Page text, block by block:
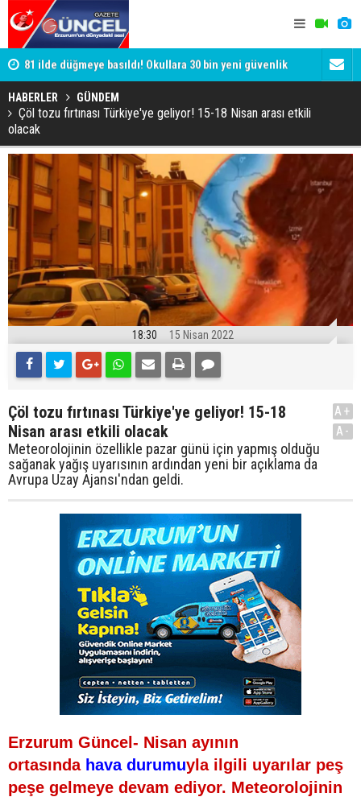
81 ilde düğmeye basıldı! Okullara 30 bin yeni güvenlik
görevlisi
Son
HABERLER GÜNDEM
Çöl tozu fırtınası Türkiye'ye geliyor! 15-18 Nisan arası etkili
olacak
18:30 15 Nisan 2022
Çöl tozu fırtınası Türkiye'ye geliyor! 15-18
Nisan arası etkili olacak
Meteorolojinin özellikle pazar günü için yapmış olduğu
sağanak yağış uyarısının ardından yeni bir açıklama da
Avrupa Uzay Ajansı'ndan geldi.
A+
A-
Erzurum Güncel- Nisan ayının
ortasında hava durumuyla ilgili uyarılar peş
peşe gelmeye devam ediyor. Meteorolojinin